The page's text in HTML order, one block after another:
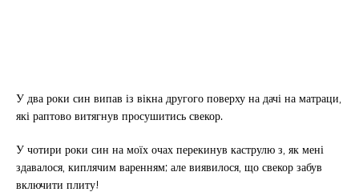
У два роки син випав із вікна другого поверху на дачі на матраци,
які раптово витягнув просушитись свекор.
У чотири роки син на моїх очах перекинув каструлю з, як мені
здавалося, киплячим варенням; але виявилося, що свекор забув
включити плиту!